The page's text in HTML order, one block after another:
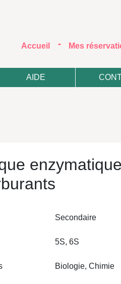
Mes
-
Accueil(current)
AIDE
Secondaire
5S, 6S
Biologie, Chimie